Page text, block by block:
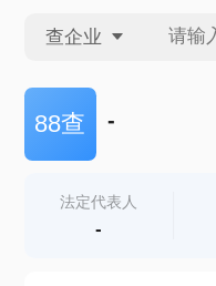
查企业
查企业
查产地
88查 -
法定代表人
-